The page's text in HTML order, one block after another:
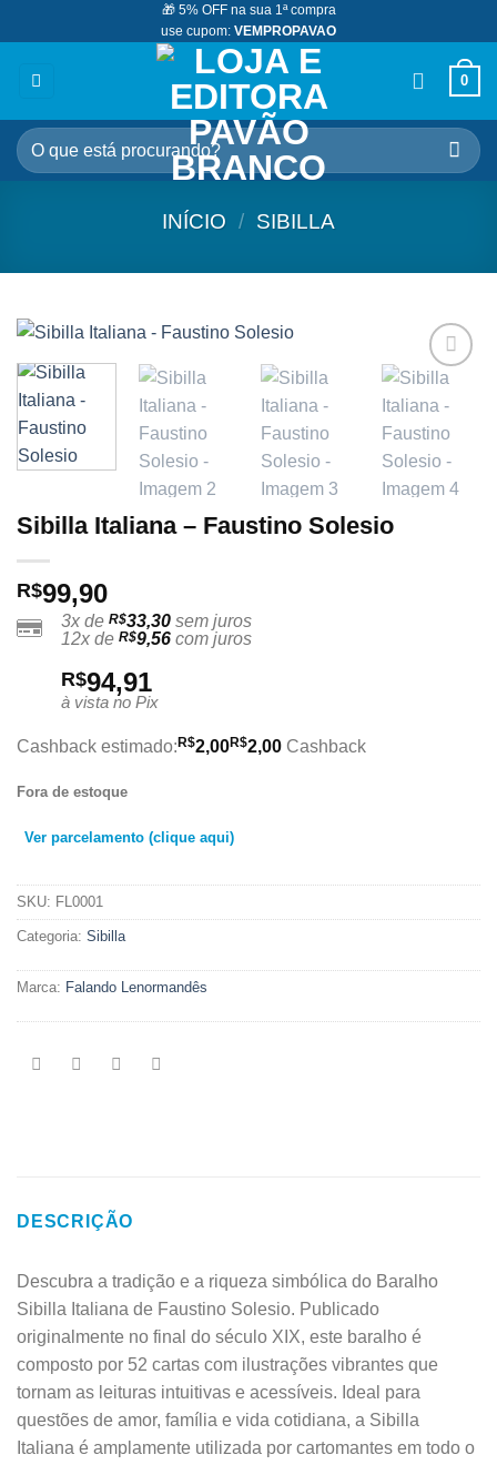
to
🎁 5% OFF na sua 1ª compra
use cupom: VEMPROPAVAO
0
Pesquisar
por:
INÍCIO / SIBILLA
Adicionar
aos
meus
Sibilla Italiana – Faustino Solesio
R$99,90
3x de R$33,30 sem juros
12x de R$9,56 com juros
R$94,91
à vista no Pix
Cashback estimado: R$2,00R$2,00 Cashback
Fora de estoque
Ver parcelamento (clique aqui)
SKU: FL0001
Categoria: Sibilla
Marca: Falando Lenormandês
DESCRIÇÃO
Descubra a tradição e a riqueza simbólica do Baralho
Sibilla Italiana de Faustino Solesio. Publicado
originalmente no final do século XIX, este baralho é
composto por 52 cartas com ilustrações vibrantes que
tornam as leituras intuitivas e acessíveis. Ideal para
questões de amor, família e vida cotidiana, a Sibilla
Italiana é amplamente utilizada por cartomantes em todo o